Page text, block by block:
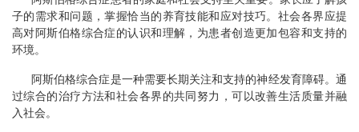
子的需求和问题，掌握恰当的养育技能和应对技巧。社会各界应提
高对阿斯伯格综合症的认识和理解，为患者创造更加包容和支持的
环境。
阿斯伯格综合症是一种需要长期关注和支持的神经发育障碍。通
过综合的治疗方法和社会各界的共同努力，可以改善生活质量并融
入社会。